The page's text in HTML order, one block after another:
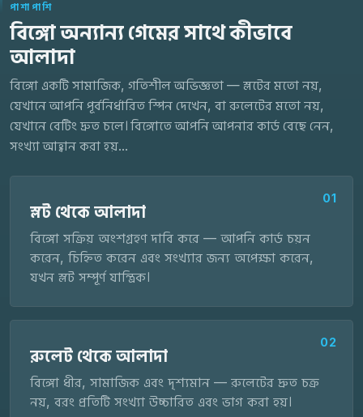
পাশাপাশি
বিঙ্গো অন্যান্য গেমের সাথে কীভাবে
আলাদা
বিঙ্গো একটি সামাজিক, গতিশীল অভিজ্ঞতা — স্লটের মতো নয়,
যেখানে আপনি পূর্বনির্ধারিত স্পিন দেখেন, বা রুলেটের মতো নয়,
যেখানে বেটিং দ্রুত চলে। বিঙ্গোতে আপনি আপনার কার্ড বেছে নেন,
সংখ্যা আহ্বান করা হয়...
01
স্লট থেকে আলাদা
বিঙ্গো সক্রিয় অংশগ্রহণ দাবি করে — আপনি কার্ড চয়ন
করেন, চিহ্নিত করেন এবং সংখ্যার জন্য অপেক্ষা করেন,
যখন স্লট সম্পূর্ণ যান্ত্রিক।
02
রুলেট থেকে আলাদা
বিঙ্গো ধীর, সামাজিক এবং দৃশ্যমান — রুলেটের দ্রুত চক্র
নয়, বরং প্রতিটি সংখ্যা উচ্চারিত এবং ভাগ করা হয়।